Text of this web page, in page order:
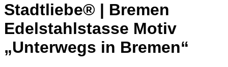
Stadtliebe® | Bremen
Edelstahlstasse Motiv
„Unterwegs in Bremen“